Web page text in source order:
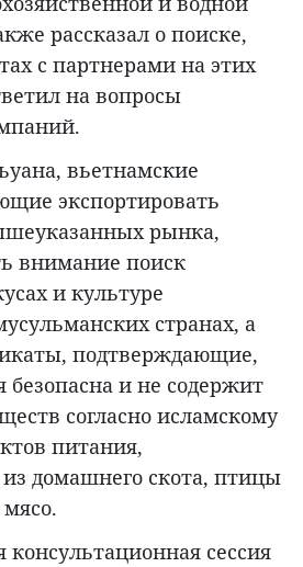
рассказал о поиске,
с партнерами на этих
на вопросы
вьетнамские
экспортировать
рынка,
внимание поиск
и культуре
странах, а
подтверждающие,
безопасна и не содержит
согласно исламскому
питания,
домашнего скота, птицы
сессия